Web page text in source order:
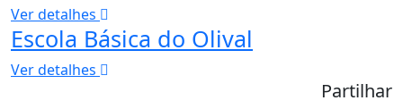
Ver detalhes
Escola Básica do Olival
Ver detalhes
Partilhar